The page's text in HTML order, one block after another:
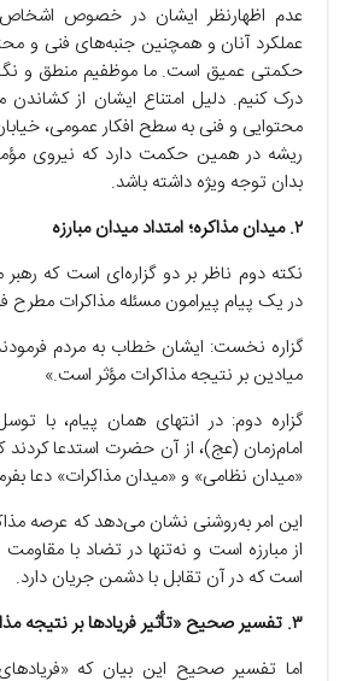
عدم اظهارنظر ایشان در خصوص اشخاص
عملکرد آنان و همچنین جنبه‌های فنی و
حکمتی عمیق است. ما موظفیم منطق و
درک کنیم. دلیل امتناع ایشان از کشاندن
محتوایی و فنی به سطح افکار عمومی،
ریشه در همین حکمت دارد که نیروی
بدان توجه ویژه داشته باشد.
۲. میدان مذاکره؛ امتداد میدان مبارزه
نکته دوم ناظر بر دو گزاره‌ای است که
در یک پیام پیرامون مسئله مذاکرات مطرح
گزاره نخست: ایشان خطاب به مردم
میادین بر نتیجه مذاکرات مؤثر است.»
گزاره دوم: در انتهای همان پیام، با
امام‌زمان (عج)، از آن حضرت استدعا کردند
«میدان نظامی» و «میدان مذاکرات» دعا
این امر به‌روشنی نشان می‌دهد که عرصه
از مبارزه است و نه‌تنها در تضاد با
است که در آن تقابل با دشمن جریان دارد.
۳. تفسیر صحیح «تأثیر فریادها بر نتیجه مذاکرات»
اما تفسیر صحیح این بیان که